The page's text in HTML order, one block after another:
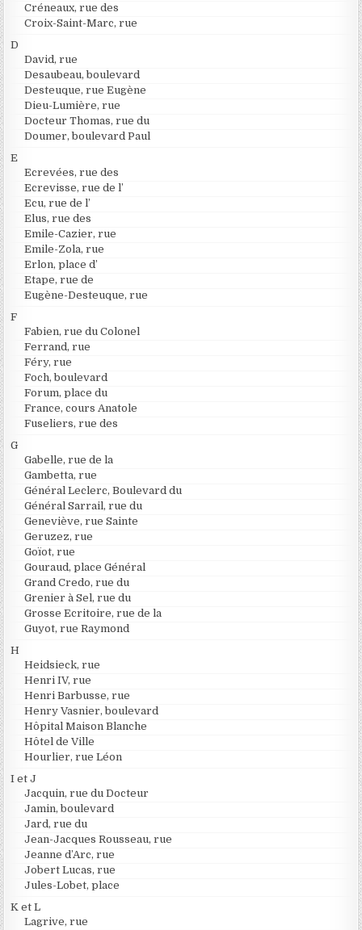
Créneaux, rue des
Croix-Saint-Marc, rue
D
David, rue
Desaubeau, boulevard
Desteuque, rue Eugène
Dieu-Lumière, rue
Docteur Thomas, rue du
Doumer, boulevard Paul
E
Ecrevées, rue des
Ecrevisse, rue de l’
Ecu, rue de l’
Elus, rue des
Emile-Cazier, rue
Emile-Zola, rue
Erlon, place d’
Etape, rue de
Eugène-Desteuque, rue
F
Fabien, rue du Colonel
Ferrand, rue
Féry, rue
Foch, boulevard
Forum, place du
France, cours Anatole
Fuseliers, rue des
G
Gabelle, rue de la
Gambetta, rue
Général Leclerc, Boulevard du
Général Sarrail, rue du
Geneviève, rue Sainte
Geruzez, rue
Goïot, rue
Gouraud, place Général
Grand Credo, rue du
Grenier à Sel, rue du
Grosse Ecritoire, rue de la
Guyot, rue Raymond
H
Heidsieck, rue
Henri IV, rue
Henri Barbusse, rue
Henry Vasnier, boulevard
Hôpital Maison Blanche
Hôtel de Ville
Hourlier, rue Léon
I et J
Jacquin, rue du Docteur
Jamin, boulevard
Jard, rue du
Jean-Jacques Rousseau, rue
Jeanne d’Arc, rue
Jobert Lucas, rue
Jules-Lobet, place
K et L
Lagrive, rue